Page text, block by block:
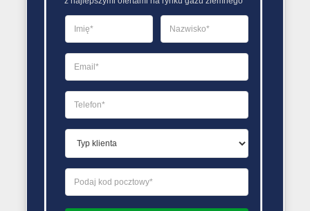
Katowice
40-847 Katowice
tel./faks 32 251 16 86